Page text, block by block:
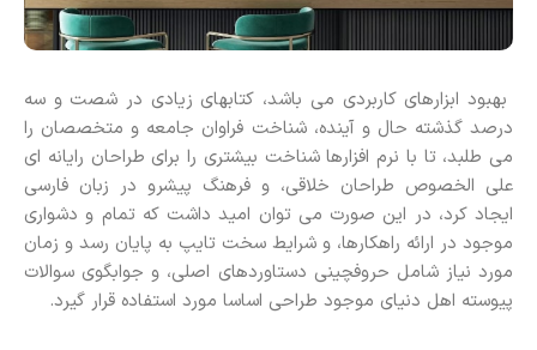
بهبود ابزارهای کاربردی می باشد، کتابهای زیادی در شصت و سه
درصد گذشته حال و آینده، شناخت فراوان جامعه و متخصصان را
می طلبد، تا با نرم افزارها شناخت بیشتری را برای طراحان رایانه ای
علی الخصوص طراحان خلاقی، و فرهنگ پیشرو در زبان فارسی
ایجاد کرد، در این صورت می توان امید داشت که تمام و دشواری
موجود در ارائه راهکارها، و شرایط سخت تایپ به پایان رسد و زمان
مورد نیاز شامل حروفچینی دستاوردهای اصلی، و جوابگوی سوالات
پیوسته اهل دنیای موجود طراحی اساسا مورد استفاده قرار گیرد.